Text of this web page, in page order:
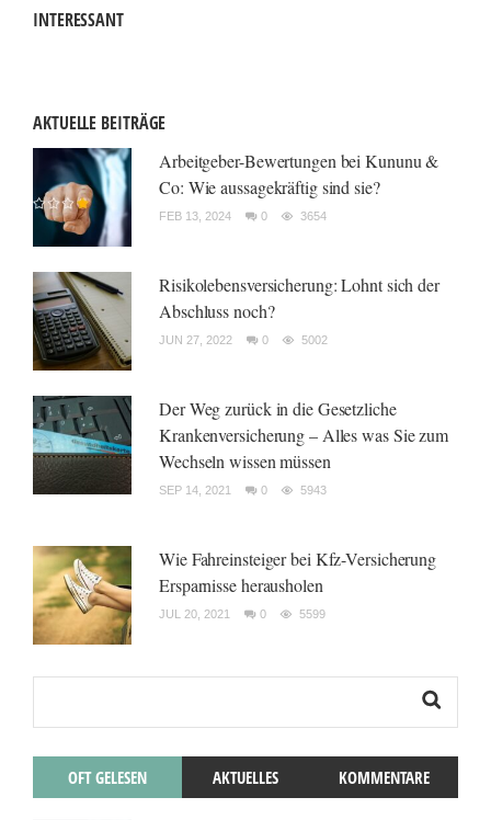
INTERESSANT
AKTUELLE BEITRÄGE
Arbeitgeber-Bewertungen bei Kununu &
Co: Wie aussagekräftig sind sie?
FEB 13, 2024 0 3654
Risikolebensversicherung: Lohnt sich der
Abschluss noch?
JUN 27, 2022 0 5002
Der Weg zurück in die Gesetzliche
Krankenversicherung – Alles was Sie zum
Wechseln wissen müssen
SEP 14, 2021 0 5943
Wie Fahreinsteiger bei Kfz-Versicherung
Ersparnisse herausholen
JUL 20, 2021 0 5599
OFT GELESEN AKTUELLES KOMMENTARE